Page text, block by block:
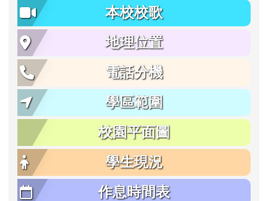
本校校歌
地理位置
電話分機
學區範圍
校園平面圖
學生現況
作息時間表